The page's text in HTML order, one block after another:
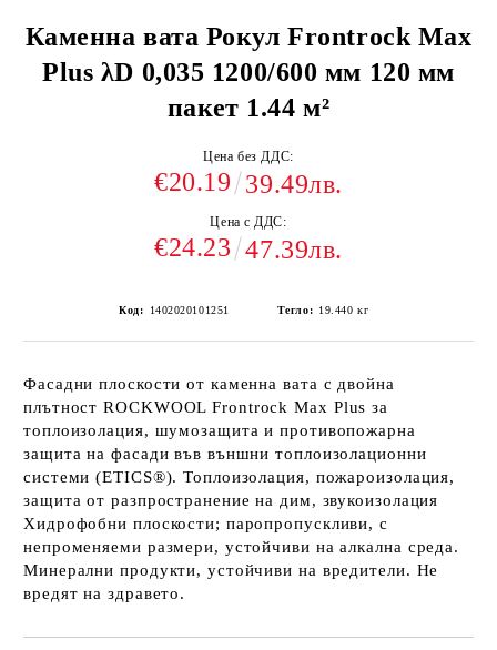
Каменна вата Рокул Frontrock Max
Plus λD 0,035 1200/600 мм 120 мм
пакет 1.44 м²
Цена без ДДС:
€20.19 39.49лв.
Цена с ДДС:
€24.23 47.39лв.
Код: 1402020101251 Тегло: 19.440 кг
Фасадни плоскости от каменна вата с двойна
плътност ROCKWOOL Frontrock Max Plus за
топлоизолация, шумозащита и противопожарна
защита на фасади във външни топлоизолационни
системи (ETICS®). Топлоизолация, пожароизолация,
защита от разпространение на дим, звукоизолация
Хидрофобни плоскости; паропропускливи, с
непроменяеми размери, устойчиви на алкална среда.
Минерални продукти, устойчиви на вредители. Не
вредят на здравето.